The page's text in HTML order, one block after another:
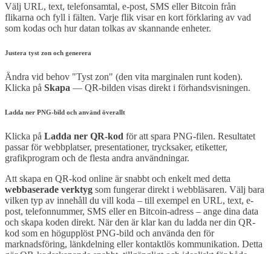
Välj URL, text, telefonsamtal, e-post, SMS eller Bitcoin från
flikarna och fyll i fälten. Varje flik visar en kort förklaring av vad
som kodas och hur datan tolkas av skannande enheter.
Justera tyst zon och generera
Ändra vid behov "Tyst zon" (den vita marginalen runt koden).
Klicka på Skapa — QR-bilden visas direkt i förhandsvisningen.
Ladda ner PNG-bild och använd överallt
Klicka på Ladda ner QR-kod för att spara PNG-filen. Resultatet
passar för webbplatser, presentationer, trycksaker, etiketter,
grafikprogram och de flesta andra användningar.
Att skapa en QR-kod online är snabbt och enkelt med detta
webbaserade verktyg som fungerar direkt i webbläsaren. Välj bara
vilken typ av innehåll du vill koda – till exempel en URL, text, e-
post, telefonnummer, SMS eller en Bitcoin-adress – ange dina data
och skapa koden direkt. När den är klar kan du ladda ner din QR-
kod som en högupplöst PNG-bild och använda den för
marknadsföring, länkdelning eller kontaktlös kommunikation. Detta